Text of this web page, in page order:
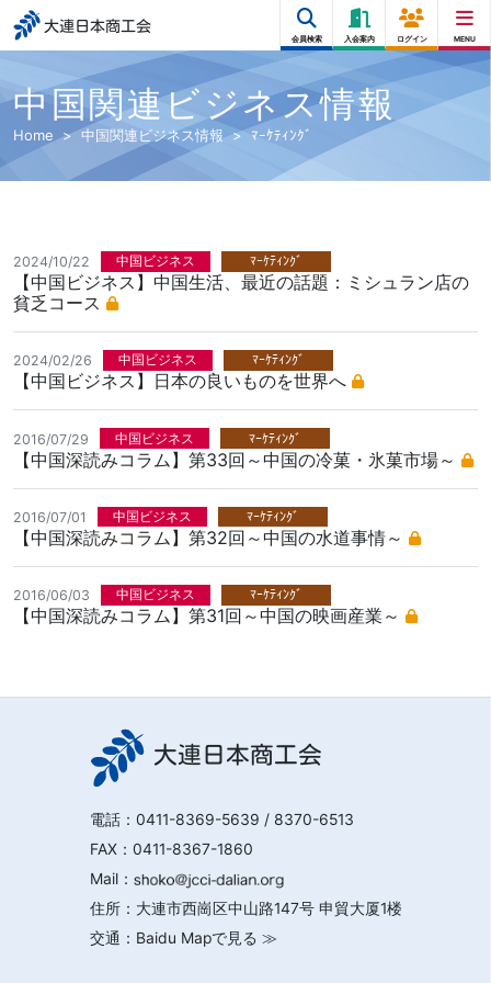
大連日本商工会
会員検索 入会案内 ログイン MENU
中国関連ビジネス情報
Home 中国関連ビジネス情報 ﾏｰｹﾃｨﾝｸﾞ
2024/10/22 中国ビジネス ﾏｰｹﾃｨﾝｸﾞ
【中国ビジネス】中国生活、最近の話題：ミシュラン店の
貧乏コース
2024/02/26 中国ビジネス ﾏｰｹﾃｨﾝｸﾞ
【中国ビジネス】日本の良いものを世界へ
2016/07/29 中国ビジネス ﾏｰｹﾃｨﾝｸﾞ
【中国深読みコラム】第33回～中国の冷菓・氷菓市場～
2016/07/01 中国ビジネス ﾏｰｹﾃｨﾝｸﾞ
【中国深読みコラム】第32回～中国の水道事情～
2016/06/03 中国ビジネス ﾏｰｹﾃｨﾝｸﾞ
【中国深読みコラム】第31回～中国の映画産業～
大連日本商工会
電話： 0411-8369-5639 / 8370-6513
FAX：0411-8367-1860
Mail：
住所：大連市西崗区中山路147号 申貿大厦1楼
交通： Baidu Mapで見る ≫